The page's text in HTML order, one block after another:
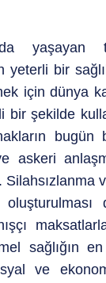
yaşayan
yeterli bir
için dünya
bir şekilde
bugün
askeri
Silahsızlanma
sağlığın en
ve